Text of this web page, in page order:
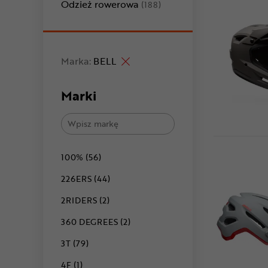
Odzież rowerowa (188)
Marka: BELL
Marki
100% (56)
226ERS (44)
2RIDERS (2)
360 DEGREES (2)
3T (79)
4F (1)